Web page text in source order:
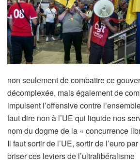
non seulement de combattre ce
décomplexée, mais également de
impulsent l’offensive contre
faut dire non à l’UE qui liquide nos
nom du dogme de la « concurrence
Il faut sortir de l’UE, sortir de l’euro
briser ces leviers de l’ultralibéralisme